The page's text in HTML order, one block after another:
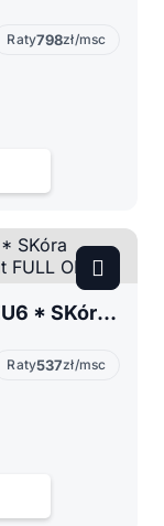
Raty798zł/msc
Opel Antara 2.0 CDTI 170KM EU6 * SKóra BiXenon Navi Szyberdach Tempomat FULL OPCJA
Raty537zł/msc